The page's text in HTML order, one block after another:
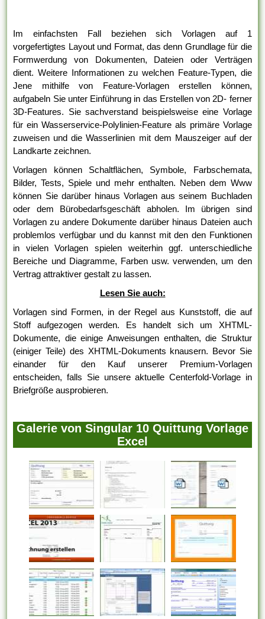
Im einfachsten Fall beziehen sich Vorlagen auf 1
vorgefertigtes Layout und Format, das denn Grundlage für die
Formwerdung von Dokumenten, Dateien oder Verträgen
dient. Weitere Informationen zu welchen Feature-Typen, die
Jene mithilfe von Feature-Vorlagen erstellen können,
aufgabeln Sie unter Einführung in das Erstellen von 2D- ferner
3D-Features. Sie sachverstand beispielsweise eine Vorlage
für ein Wasserservice-Polylinien-Feature als primäre Vorlage
zuweisen und die Wasserlinien mit dem Mauszeiger auf der
Landkarte zeichnen.
Vorlagen können Schaltflächen, Symbole, Farbschemata,
Bilder, Tests, Spiele und mehr enthalten. Neben dem Www
können Sie darüber hinaus Vorlagen aus seinem Buchladen
oder dem Bürobedarfsgeschäft abholen. Im übrigen sind
Vorlagen zu andere Dokumente darüber hinaus Dateien auch
problemlos verfügbar und du kannst mit den den Funktionen
in vielen Vorlagen spielen weiterhin ggf. unterschiedliche
Bereiche und Diagramme, Farben usw. verwenden, um den
Vertrag attraktiver gestalt zu lassen.
Lesen Sie auch:
Vorlagen sind Formen, in der Regel aus Kunststoff, die auf
Stoff aufgezogen werden. Es handelt sich um XHTML-
Dokumente, die einige Anweisungen enthalten, die Struktur
(einiger Teile) des XHTML-Dokuments knausern. Bevor Sie
einander für den Kauf unserer Premium-Vorlagen
entscheiden, falls Sie unsere aktuelle Centerfold-Vorlage in
Briefgröße ausprobieren.
Galerie von Singular 10 Quittung Vorlage
Excel